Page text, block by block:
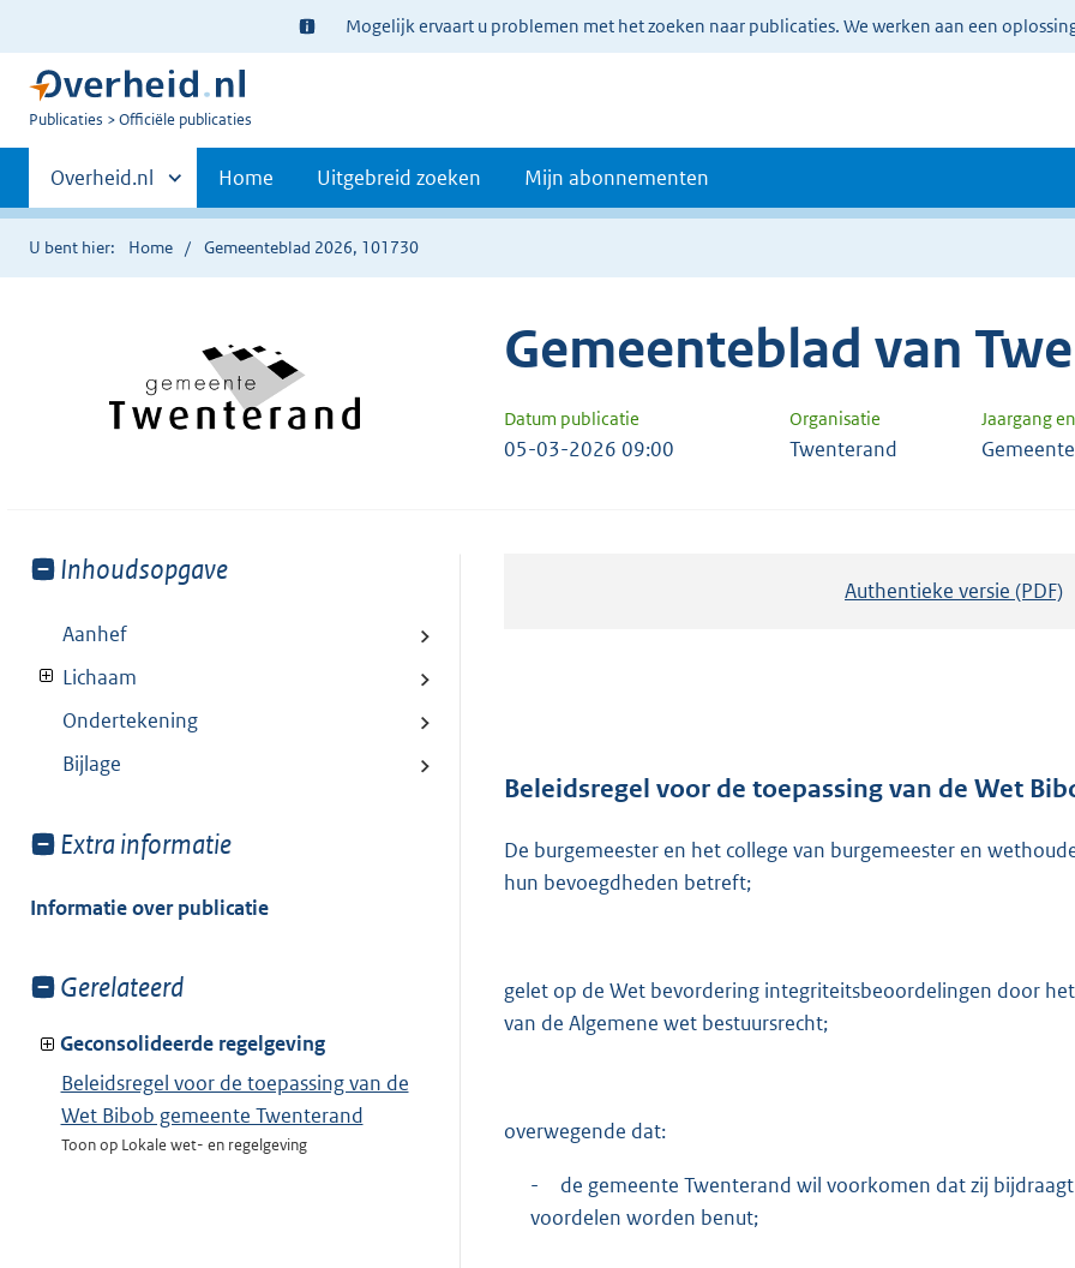
Ter
informatie:
Mogelijk ervaart u problemen met het zoeken naar publicaties. We werken aan een
U
Publicaties Officiële publicaties
Primaire
navigatie
Andere
sites
binnen
Overheid.nl Home Uitgebreid zoeken Mijn abonnementen
U bent hier: Home Gemeenteblad 2026, 101730
Gemeenteblad van
Datum publicatie Organisatie Jaargang
05-03-2026 09:00 Twenterand
Toon
van:
Inhoudsopgave
Aanhef
Lichaam
Ondertekening
Bijlage
Toon
van:
Extra informatie
Informatie over publicatie
Toon
van:
Gerelateerd
Geconsolideerde regelgeving
Beleidsregel voor de toepassing van de
Wet Bibob gemeente Twenterand
Toon op Lokale wet- en regelgeving
Authentieke versie (PDF)
d
g
t
6
Beleidsregel voor de toepassing van de Wet
De burgemeester en het college van burgemeester en
hun bevoegdheden betreft;
gelet op de Wet bevordering integriteitsbeoordelingen door
van de Algemene wet bestuursrecht;
overwegende dat:
-
de gemeente Twenterand wil voorkomen dat zij
voordelen worden benut;